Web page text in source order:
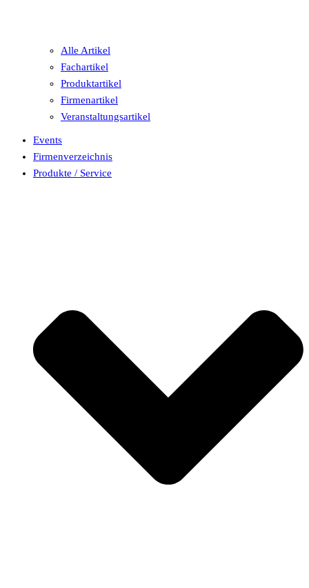
Alle Artikel
Fachartikel
Produktartikel
Firmenartikel
Veranstaltungsartikel
Events
Firmenverzeichnis
Produkte / Service